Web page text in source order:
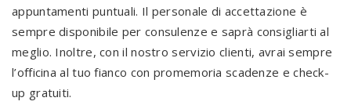
appuntamenti puntuali. Il personale di accettazione è
sempre disponibile per consulenze e saprà consigliarti al
meglio. Inoltre, con il nostro servizio clienti, avrai sempre
l’officina al tuo fianco con promemoria scadenze e check-
up gratuiti.